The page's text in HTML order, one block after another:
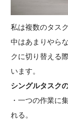
私は複数のタス
中はあまりやら
クに切り替える
います。
シングルタスク
・一つの作業に
れる。